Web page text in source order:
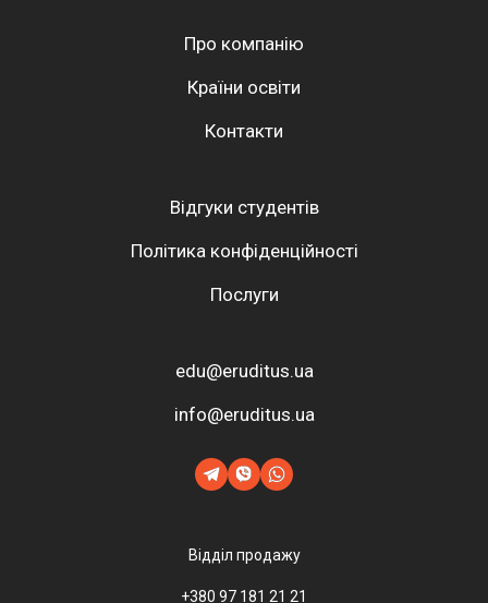
Про компанію
Країни освіти
Контакти
Відгуки студентів
Політика конфіденційності
Послуги
edu@eruditus.ua
info@eruditus.ua
Відділ продажу
+380 97 181 21 21